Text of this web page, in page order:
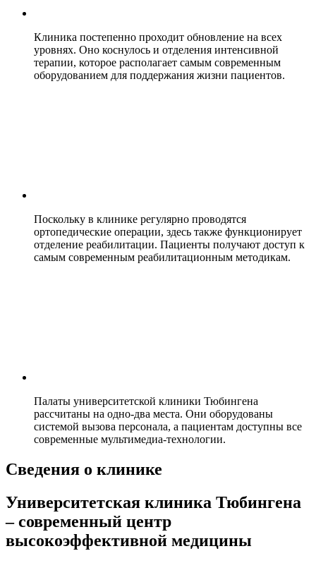
Клиника постепенно проходит обновление на всех
уровнях. Оно коснулось и отделения интенсивной
терапии, которое располагает самым современным
оборудованием для поддержания жизни пациентов.
Поскольку в клинике регулярно проводятся
ортопедические операции, здесь также функционирует
отделение реабилитации. Пациенты получают доступ к
самым современным реабилитационным методикам.
Палаты университетской клиники Тюбингена
рассчитаны на одно-два места. Они оборудованы
системой вызова персонала, а пациентам доступны все
современные мультимедиа-технологии.
Сведения о клинике
Университетская клиника Тюбингена
– современный центр
высокоэффективной медицины